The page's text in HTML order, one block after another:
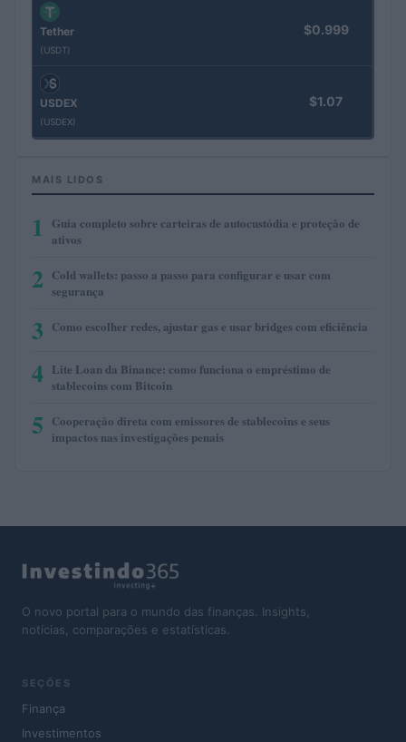
Tether
(USDT)
$0.999
USDEX
(USDEX)
$1.07
MAIS LIDOS
1
Guia completo sobre carteiras de autocustódia e proteção de
ativos
2 Cold wallets: passo a passo para configurar e usar com
segurança
3 Como escolher redes, ajustar gas e usar bridges com eficiência
4 Lite Loan da Binance: como funciona o empréstimo de
stablecoins com Bitcoin
5 Cooperação direta com emissores de stablecoins e seus
impactos nas investigações penais
O novo portal para o mundo das finanças. Insights,
notícias, comparações e estatísticas.
SEÇÕES
Finança
Investimentos